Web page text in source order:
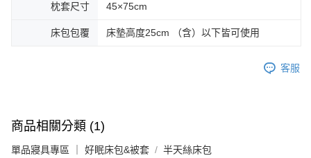
枕套尺寸 45×75cm
床包包覆 床墊高度25cm （含）以下皆可使用
客服
商品相關分類 (1)
單品寢具專區 ｜ 好眠床包&被套 半天絲床包